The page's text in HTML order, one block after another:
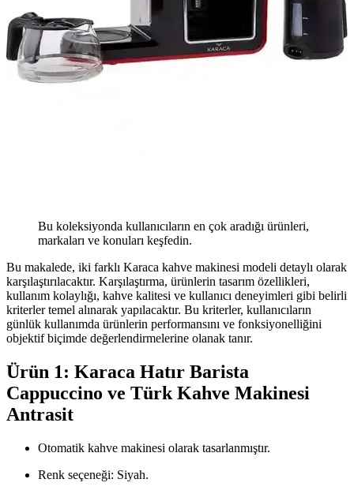
Bu koleksiyonda kullanıcıların en çok aradığı ürünleri,
markaları ve konuları keşfedin.
Bu makalede, iki farklı Karaca kahve makinesi modeli detaylı olarak
karşılaştırılacaktır. Karşılaştırma, ürünlerin tasarım özellikleri,
kullanım kolaylığı, kahve kalitesi ve kullanıcı deneyimleri gibi belirli
kriterler temel alınarak yapılacaktır. Bu kriterler, kullanıcıların
günlük kullanımda ürünlerin performansını ve fonksiyonelliğini
objektif biçimde değerlendirmelerine olanak tanır.
Ürün 1: Karaca Hatır Barista
Cappuccino ve Türk Kahve Makinesi
Antrasit
Otomatik kahve makinesi olarak tasarlanmıştır.
Renk seçeneği: Siyah.